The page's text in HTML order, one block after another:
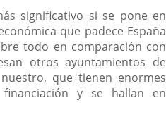
significativo si se pone en
que padece España
todo en comparación con
otros ayuntamientos de
que tienen enormes
y se hallan en